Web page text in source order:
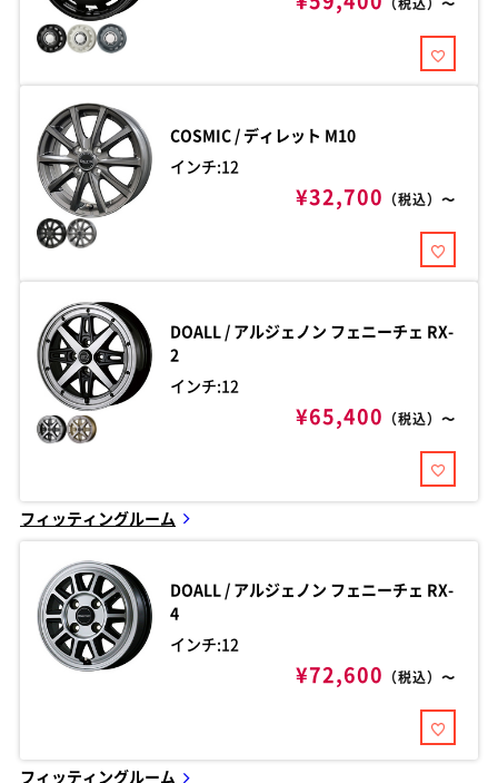
COSMIC / ディレット M10
インチ:12
¥32,700 （税込）〜
DOALL / アルジェノン フェニーチェ RX-
2
インチ:12
¥65,400 （税込）〜
フィッティングルーム
DOALL / アルジェノン フェニーチェ RX-
4
インチ:12
¥72,600 （税込）〜
フィッティングルーム